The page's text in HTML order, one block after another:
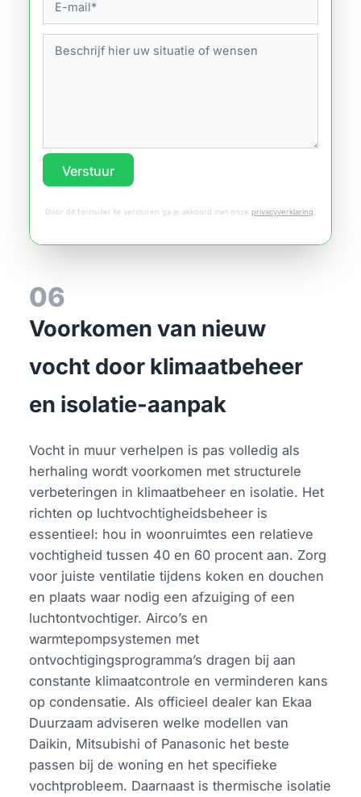
Verstuur
Door dit formulier te versturen ga je akkoord met onze privacyverklaring.
06
Voorkomen van nieuw
vocht door klimaatbeheer
en isolatie-aanpak
Vocht in muur verhelpen is pas volledig als
herhaling wordt voorkomen met structurele
verbeteringen in klimaatbeheer en isolatie. Het
richten op luchtvochtigheidsbeheer is
essentieel: hou in woonruimtes een relatieve
vochtigheid tussen 40 en 60 procent aan. Zorg
voor juiste ventilatie tijdens koken en douchen
en plaats waar nodig een afzuiging of een
luchtontvochtiger. Airco’s en
warmtepompsystemen met
ontvochtigingsprogramma’s dragen bij aan
constante klimaatcontrole en verminderen kans
op condensatie. Als officieel dealer kan Ekaa
Duurzaam adviseren welke modellen van
Daikin, Mitsubishi of Panasonic het beste
passen bij de woning en het specifieke
vochtprobleem. Daarnaast is thermische isolatie